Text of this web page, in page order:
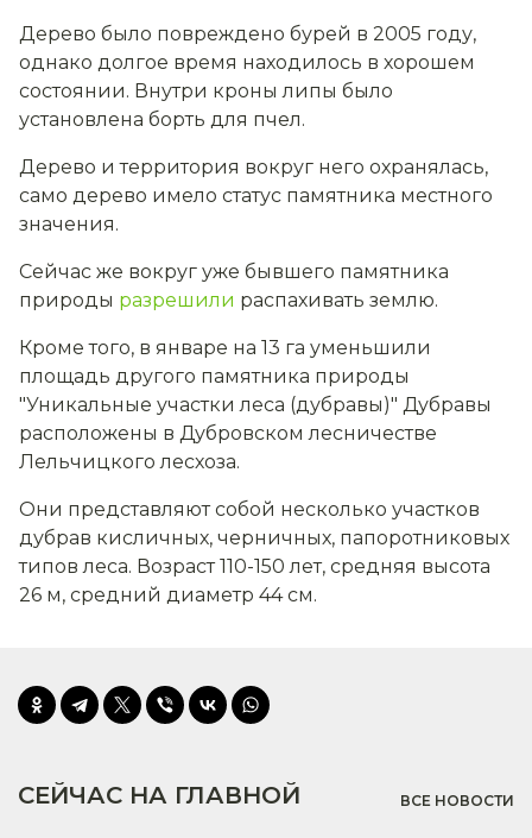
Дерево было повреждено бурей в 2005 году,
однако долгое время находилось в хорошем
состоянии. Внутри кроны липы было
установлена борть для пчел.
Дерево и территория вокруг него охранялась,
само дерево имело статус памятника местного
значения.
Сейчас же вокруг уже бывшего памятника
природы разрешили распахивать землю.
Кроме того, в январе на 13 га уменьшили
площадь другого памятника природы
"Уникальные участки леса (дубравы)" Дубравы
расположены в Дубровском лесничестве
Лельчицкого лесхоза.
Они представляют собой несколько участков
дубрав кисличных, черничных, папоротниковых
типов леса. Возраст 110-150 лет, средняя высота
26 м, средний диаметр 44 см.
СЕЙЧАС НА ГЛАВНОЙ ВСЕ НОВОСТИ